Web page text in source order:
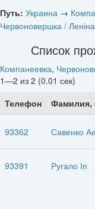
Путь: Украина →
Червоновершка /
Список
Компанеевка,
1—2 из 2 (0.01 сек)
Телефон
Фамилия,
93362 Савенко
93391 Ругало Іп